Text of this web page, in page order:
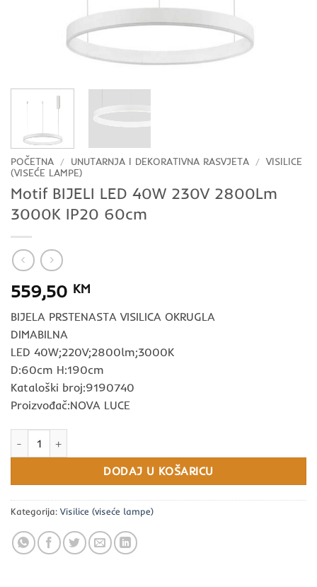
POČETNA / UNUTARNJA I DEKORATIVNA RASVJETA / VISILICE
(VISEĆE LAMPE)
Motif BIJELI LED 40W 230V 2800Lm
3000K IP20 60cm
559,50 KM
BIJELA PRSTENASTA VISILICA OKRUGLA
DIMABILNA
LED 40W;220V;2800lm;3000K
D:60cm H:190cm
Kataloški broj:9190740
Proizvođač:NOVA LUCE
DODAJ U KOŠARICU
Kategorija: Visilice (viseće lampe)